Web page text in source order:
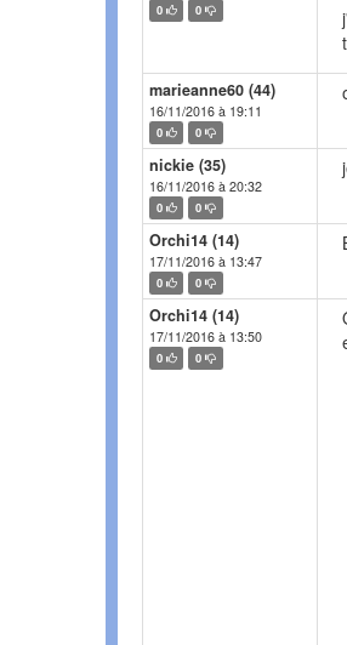
0 0
marieanne60 (44)
16/11/2016 à 19:11
0 0
nickie (35)
16/11/2016 à 20:32
0 0
Orchi14 (14)
17/11/2016 à 13:47
0 0
Orchi14 (14)
17/11/2016 à 13:50
0 0